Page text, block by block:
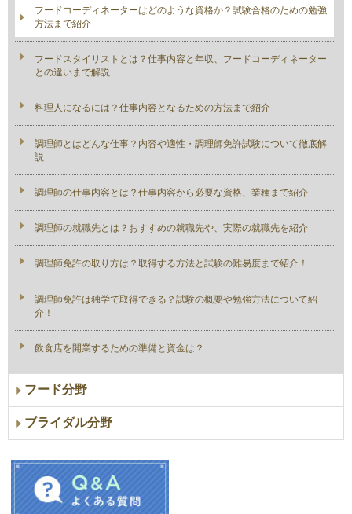
フードコーディネーターはどのような資格か？試験合格のための勉強
方法まで紹介
フードスタイリストとは？仕事内容と年収、フードコーディネーター
との違いまで解説
料理人になるには？仕事内容となるための方法まで紹介
調理師とはどんな仕事？内容や適性・調理師免許試験について徹底解
説
調理師の仕事内容とは？仕事内容から必要な資格、業種まで紹介
調理師の就職先とは？おすすめの就職先や、実際の就職先を紹介
調理師免許の取り方は？取得する方法と試験の難易度まで紹介！
調理師免許は独学で取得できる？試験の概要や勉強方法について紹
介！
飲食店を開業するための準備と資金は？
フード分野
ブライダル分野